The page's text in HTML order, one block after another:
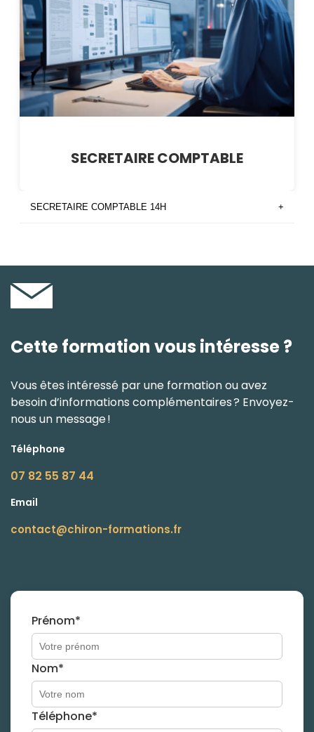
SECRETAIRE COMPTABLE
SECRETAIRE COMPTABLE 14H +
Cette formation vous intéresse ?
Vous êtes intéressé par une formation ou avez
besoin d’informations complémentaires ? Envoyez-
nous un message !
Téléphone
07 82 55 87 44
Email
contact@chiron-formations.fr
Prénom*
Nom*
Téléphone*